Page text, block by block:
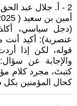
2 - أ. جلال عبد الحق سعيد
أمين بن سعيد ( 2025 / 2 / 28 - 10:29 )
(دجل سياسي،
عنصرية): أكيد
قوله، لكن إذا
والإجابة عن
كتبتَ، مجرد كلام
كحال المؤمنين بكل